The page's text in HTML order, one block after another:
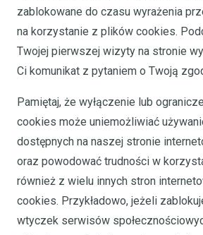
zablokowane do czasu wyrażenia
na korzystanie z plików cookies.
Twojej pierwszej wizyty na stronie
Ci komunikat z pytaniem o Twoją
Pamiętaj, że wyłączenie lub
cookies może uniemożliwiać
dostępnych na naszej stronie
oraz powodować trudności w
również z wielu innych stron
cookies. Przykładowo, jeżeli
wtyczek serwisów